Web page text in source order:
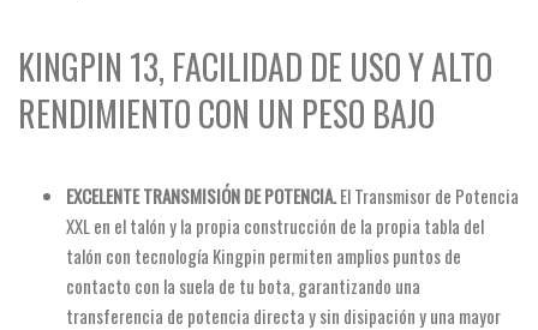
KINGPIN 13, FACILIDAD DE USO Y ALTO
RENDIMIENTO CON UN PESO BAJO
EXCELENTE TRANSMISIÓN DE POTENCIA.El Transmisor de Potencia
XXL en el talón y la propia construcción de la propia tabla del
talón con tecnología Kingpin permiten amplios puntos de
contacto con la suela de tu bota, garantizando una
transferencia de potencia directa y sin disipación y una mayor